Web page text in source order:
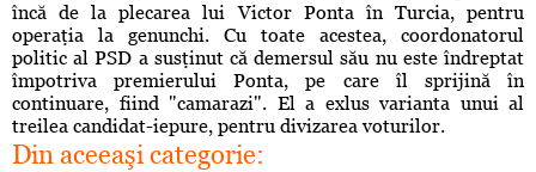
încă de la plecarea luiVictor Pontaîn Turcia, pentru
operaţia la genunchi. Cu toate acestea, coordonatorul
politic al PSD a susţinut că demersul său nu este îndreptat
împotriva premierului Ponta, pe care îl sprijină în
continuare, fiind "camarazi". El a exlus varianta unui al
treilea candidat-iepure, pentru divizarea voturilor.
Din aceeaşi categorie: